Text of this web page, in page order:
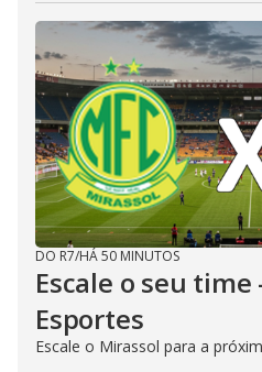
DO R7/HÁ 50 MINUTOS
Escale o seu
Esportes
Escale o Mirassol para a